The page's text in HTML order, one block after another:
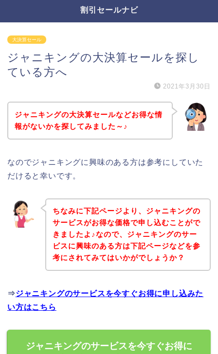
割引セールナビ
大決算セール
ジャニキングの大決算セールを探し
ている方へ
2021年3月30日
ジャニキングの大決算セールなどお得な情
報がないかを探してみました～♪
なのでジャニキングに興味のある方は参考にしていた
だけると幸いです。
ちなみに下記ページより、ジャニキングの
サービスがお得な価格で申し込むことがで
きましたよ♪なので、ジャニキングのサー
ビスに興味のある方は下記ページなどを参
考にされてみてはいかがでしょうか？
⇒ジャニキングのサービスを今すぐお得に申し込みた
い方はこちら
ジャニキングのサービスを今すぐお得に